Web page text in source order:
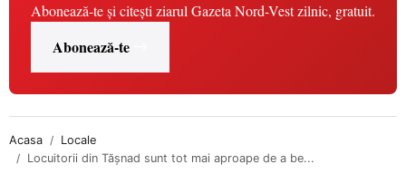
Abonează-te și citești ziarul Gazeta Nord-Vest zilnic, gratuit.
Abonează-te
Acasa
Locale
Locuitorii din Tășnad sunt tot mai aproape de a be...